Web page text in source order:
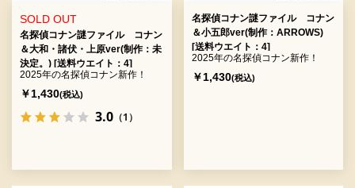
SOLD OUT
名探偵コナン謎ファイル コナン
＆大和・諸伏・上原ver(制作：未
決定。) [送料ウエイト：4]
2025年の名探偵コナン新作！
￥1,430(税込)
3.0 （1）
名探偵コナン謎ファイル コナン
＆小五郎ver(制作：ARROWS)
[送料ウエイト：4]
2025年の名探偵コナン新作！
￥1,430(税込)